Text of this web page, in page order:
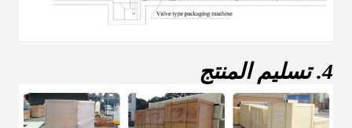
4. تسليم المنتج